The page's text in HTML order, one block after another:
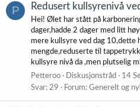
P Redusert kullsyrenivå
Hei! Ølet har stått på
dager,hadde 2 dager med litt
mere kullsyre ved dag 10,dette
mengde,reduserte til
kullsyre nivå da ,men plutselig
Petteroo
Diskusjonstråd 14
Svar: 29 Forum: Generelt og